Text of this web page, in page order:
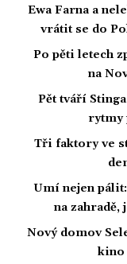
Ewa Farna a
vrátit se do
Po pěti letech
na
Pět tváří
rytmy
Tři faktory ve
Umí nejen
na zahradě,
Nový domov
kino